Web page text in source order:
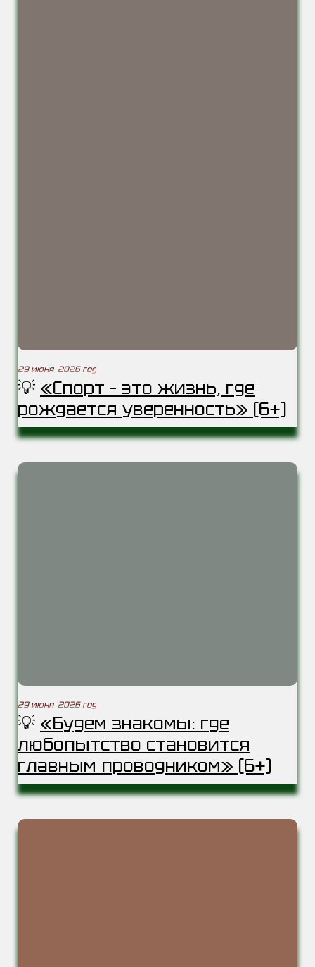
29 июня 2026 год
💡 «Спорт – это жизнь, где
рождается уверенность» (6+)
29 июня 2026 год
💡 «Будем знакомы: где
любопытство становится
главным проводником» (6+)